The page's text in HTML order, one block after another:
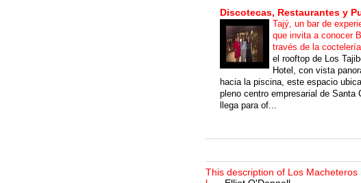
Discotecas, Restaurantes y
Tajý, un bar de
que invita a conocer
través de la
el rooftop de Los
Hotel, con vista
hacia la piscina, este espacio
pleno centro empresarial de Santa
llega para of...
This description of Los Macheteros